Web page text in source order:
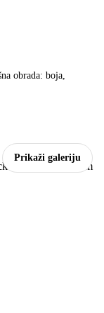
Prikaži galeriju
obrada: boja,